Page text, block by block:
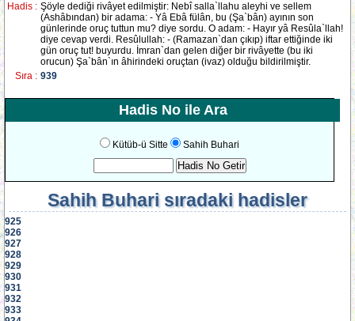
Hadis : Şöyle dediği rivâyet edilmiştir: Nebî salla`llahu aleyhi ve sellem
(Ashâbından) bir adama: - Yâ Ebâ fülân, bu (Şa`bân) ayının son
günlerinde oruç tuttun mu? diye sordu. O adam: - Hayır yâ Resûla`llah!
diye cevap verdi. Resûlullah: - (Ramazan`dan çıkıp) iftar ettiğinde iki
gün oruç tut! buyurdu. İmran`dan gelen diğer bir rivâyette (bu iki
orucun) Şa`bân`ın âhirindeki oruçtan (ivaz) olduğu bildirilmiştir.
Sıra : 939
Hadis No ile Ara
Kütüb-ü Sitte Sahih Buhari
Sahih Buharisıradaki hadisler
925
926
927
928
929
930
931
932
933